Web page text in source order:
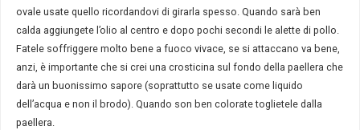
ovale usate quello ricordandovi di girarla spesso. Quando sarà ben
calda aggiungete l’olio al centro e dopo pochi secondi le alette di pollo.
Fatele soffriggere molto bene a fuoco vivace, se si attaccano va bene,
anzi, è importante che si crei una crosticina sul fondo della paellera che
darà un buonissimo sapore (soprattutto se usate come liquido
dell’acqua e non il brodo). Quando son ben colorate toglietele dalla
paellera.